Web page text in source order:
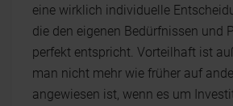
eine wirklich individuelle
die den eigenen Bedürfnissen und
perfekt entspricht. Vorteilhaft ist
man nicht mehr wie früher auf
angewiesen ist, wenn es um